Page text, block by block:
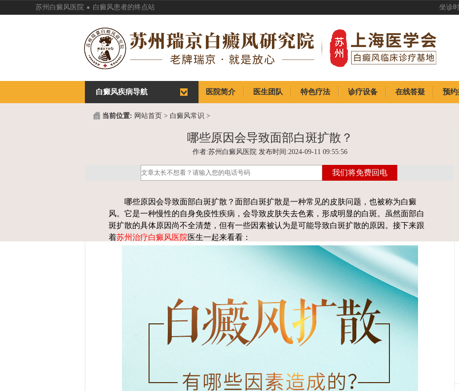
苏州白癜风医院 . 白癜风患者的终点站 坐诊
首页
医院简介
医院简介
医生团队 特色疗法 诊疗设备 在线答疑 预约
白癜风疾病导航
当前位置: 网站首页 > 白癜风常识 >
哪些原因会导致面部白斑扩散？
作者:苏州白癜风医院 发布时间:2024-09-11 09:55:56
哪些原因会导致面部白斑扩散？面部白斑扩散是一种常见的皮肤问题，也被称为白癜
风。它是一种慢性的自身免疫性疾病，会导致皮肤失去色素，形成明显的白斑。虽然面部白
斑扩散的具体原因尚不全清楚，但有一些因素被认为是可能导致白斑扩散的原因。接下来跟
着苏州治疗白癜风医院医生一起来看看：